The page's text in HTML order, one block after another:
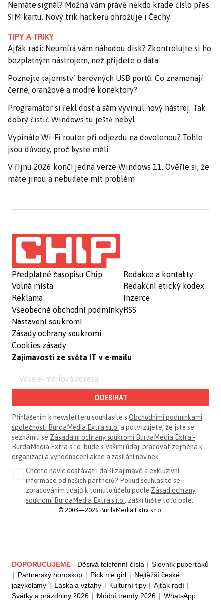
Nemáte signál? Možná vám právě někdo krade číslo přes
SIM kartu. Nový trik hackerů ohrožuje i Čechy
TIPY A TRIKY
Ajťák radí: Neumírá vám náhodou disk? Zkontrolujte si ho
bezplatným nástrojem, než přijdete o data
Poznejte tajemství barevných USB portů: Co znamenají
černé, oranžové a modré konektory?
Programátor si řekl dost a sám vyvinul nový nástroj. Tak
dobrý čistič Windows tu ještě nebyl
Vypínáte Wi-Fi router při odjezdu na dovolenou? Tohle
jsou důvody, proč byste měli
V říjnu 2026 končí jedna verze Windows 11. Ověřte si, že
máte jinou a nebudete mít problém
Předplatné časopisu Chip
Volná místa
Reklama
Všeobecné obchodní podmínky
Nastavení soukromí
Zásady ochrany soukromí
Cookies zásady
Redakce a kontakty
Redakční etický kodex
Inzerce
RSS
Zajímavosti ze světa IT v e-mailu
ODEBÍRAT
Přihlášením k newsletteru souhlasíte s Obchodními podmínkami
společnosti BurdaMedia Extra s.r.o. a potvrzujete, že jste se
seznámili se Zásadami ochrany soukromí BurdaMedia Extra -
BurdaMedia Extra s.r.o. bude s Vašimi údaji pracovat zejména k
organizaci a vyhodnocení akce a zasílání novinek.
Chcete navíc dostávat i další zajímavé a exkluzivní
informace od našich partnerů? Pokud souhlasíte se
zpracováním údajů k tomuto účelu podle Zásad ochrany
soukromí BurdaMedia Extra s.r.o. , zaškrtněte toto pole.
© 2003—2026 BurdaMedia Extra s.r.o.
DOPORUČUJEME Děsivá telefonní čísla | Slovník puberťáků
| Partnerský horoskop | Pick me girl | Nejtěžší české
jazykolamy | Láska a vztahy | Kulturní tipy | Ajťák radí |
Svátky a prázdniny 2026 | Módní trendy 2026 | WhatsApp